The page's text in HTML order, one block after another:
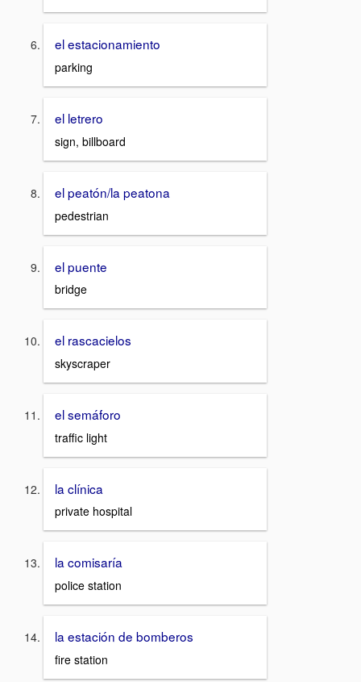
el estacionamiento
parking
el letrero
sign, billboard
el peatón/la peatona
pedestrian
el puente
bridge
el rascacielos
skyscraper
el semáforo
traffic light
la clínica
private hospital
la comisaría
police station
la estación de bomberos
fire station